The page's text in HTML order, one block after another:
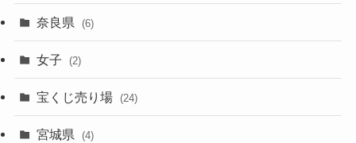
奈良県 (6)
女子 (2)
宝くじ売り場 (24)
宮城県 (4)